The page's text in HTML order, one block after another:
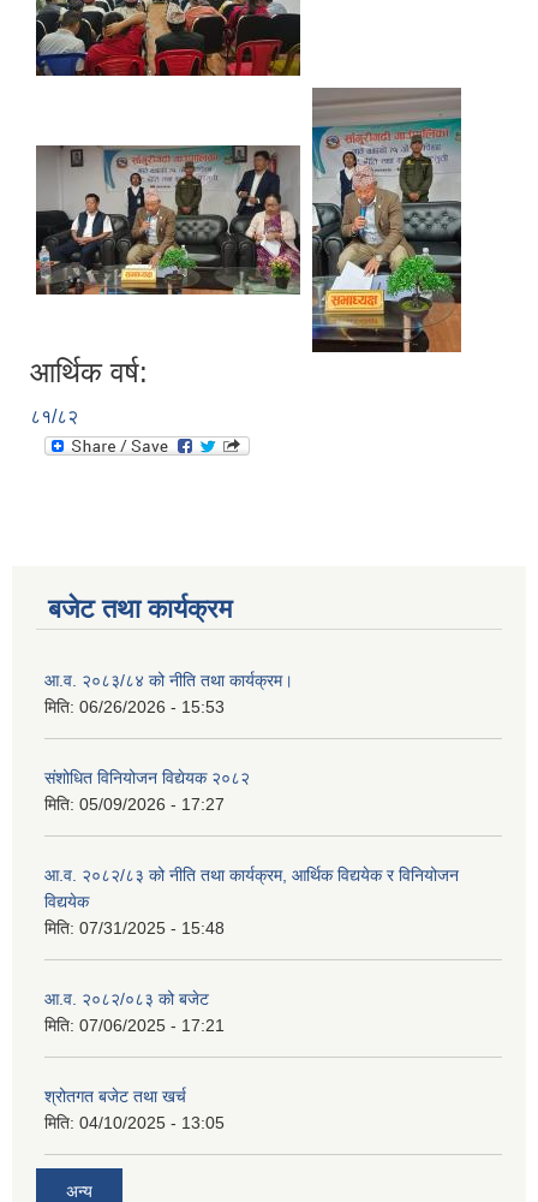
आर्थिक वर्ष:
८१/८२
बजेट तथा कार्यक्रम
आ.व. २०८३/८४ को नीति तथा कार्यक्रम।
मिति: 06/26/2026 - 15:53
संशोधित विनियोजन विद्येयक २०८२
मिति: 05/09/2026 - 17:27
आ.व. २०८२/८३ को नीति तथा कार्यक्रम, आर्थिक विद्ययेक र विनियोजन
विद्ययेक
मिति: 07/31/2025 - 15:48
आ.व. २०८२/०८३ को बजेट
मिति: 07/06/2025 - 17:21
श्रोतगत बजेट तथा खर्च
मिति: 04/10/2025 - 13:05
अन्य